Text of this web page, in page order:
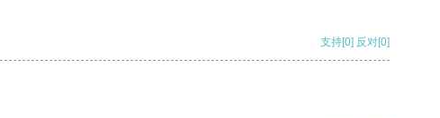
支持[0] 反对[0]